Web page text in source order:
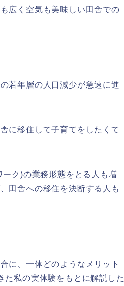
広く空気も美味しい田舎での
若年層の人口減少が急速に進
に移住して子育てをしたくて
ク)の業務形態をとる人も増
田舎への移住を決断する人も
に、一体どのようなメリット
た私の実体験をもとに解説した